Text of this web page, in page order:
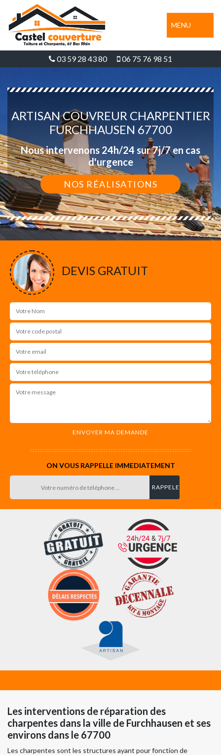
MENU
03 59 28 43 80 06 75 76 98 51
ARTISAN COUVREUR CHARPENTIER
FURCHHAUSEN 67700
Nous intervenons 24h/24 sur 7j/7 en cas
d'urgence
NOS RÉALISATIONS
DEVIS GRATUIT
ON VOUS RAPPELLE IMMEDIATEMENT
Les interventions de réparation des
charpentes dans la ville de Furchhausen et ses
environs dans le 67700
Les charpentes sont les structures ayant pour fonction de